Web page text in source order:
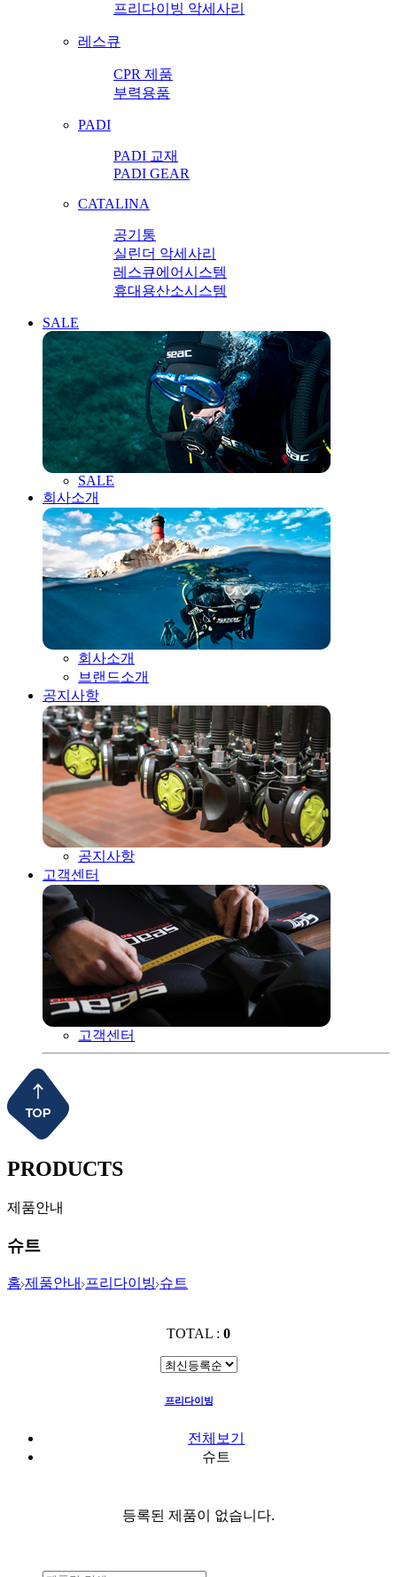
프리다이빙 악세사리
레스큐
CPR 제품
부력용품
PADI
PADI 교재
PADI GEAR
CATALINA
공기통
실린더 악세사리
레스큐에어시스템
휴대용산소시스템
SALE
SALE
회사소개
회사소개
브랜드소개
공지사항
공지사항
고객센터
고객센터
PRODUCTS
제품안내
슈트
홈 제품안내 프리다이빙 슈트
TOTAL : 0
프리다이빙
전체보기
슈트
등록된 제품이 없습니다.